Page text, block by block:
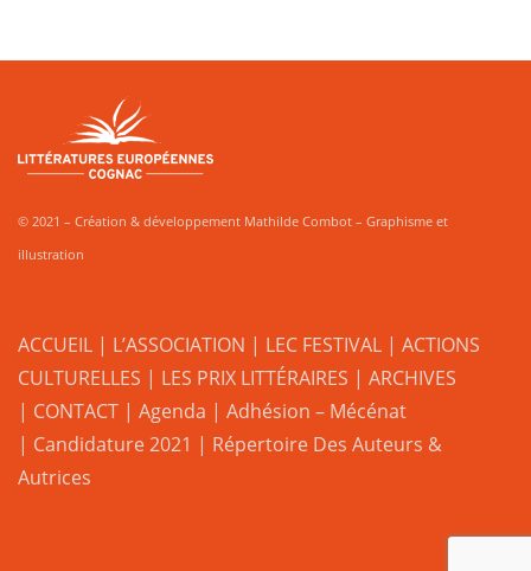
© 2021 – Création & développement Mathilde Combot – Graphisme et
illustration
ACCUEIL | L’ASSOCIATION | LEC FESTIVAL | ACTIONS
CULTURELLES | LES PRIX LITTÉRAIRES | ARCHIVES
| CONTACT | Agenda | Adhésion – Mécénat
| Candidature 2021 | Répertoire Des Auteurs &
Autrices